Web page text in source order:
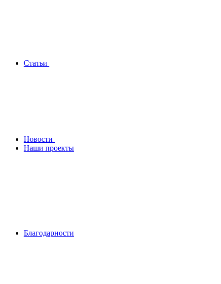
Статьи
Новости
Наши проекты
Благодарности